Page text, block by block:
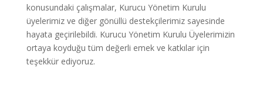
konusundaki çalışmalar, Kurucu Yönetim Kurulu
üyelerimiz ve diğer gönüllü destekçilerimiz sayesinde
hayata geçirilebildi. Kurucu Yönetim Kurulu Üyelerimizin
ortaya koyduğu tüm değerli emek ve katkılar için
teşekkür ediyoruz.